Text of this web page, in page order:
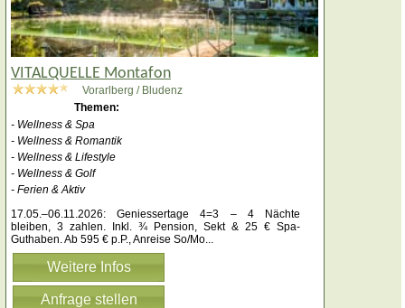
VITALQUELLE Montafon
Vorarlberg / Bludenz
Themen:
- Wellness & Spa
- Wellness & Romantik
- Wellness & Lifestyle
- Wellness & Golf
- Ferien & Aktiv
17.05.–06.11.2026: Geniessertage 4=3 – 4 Nächte
bleiben, 3 zahlen. Inkl. ¾ Pension, Sekt & 25 € Spa-
Guthaben. Ab 595 € p.P., Anreise So/Mo
Weitere Infos
Anfrage stellen